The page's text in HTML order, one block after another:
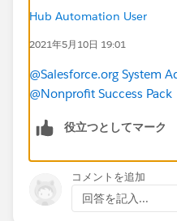
Hub Automation User
2021年5月10日 19:01
@Salesforce.org System
@Nonprofit Success Pack
役立つとしてマーク
コメントを追加
回答を記入...